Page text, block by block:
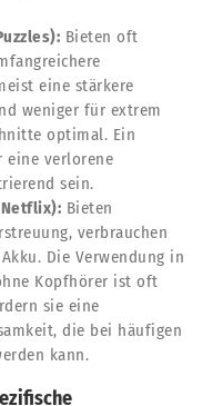
Bieten oft
eine stärkere
weniger für extrem
optimal. Ein
eine verlorene
sein.
Netflix): Bieten
verbrauchen
Die Verwendung in
Kopfhörer ist oft
sie eine
die bei häufigen
kann.